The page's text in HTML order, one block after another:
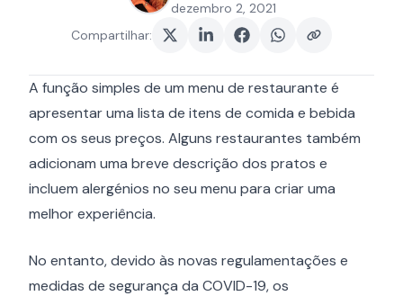
dezembro 2, 2021
Compartilhar:
A função simples de um menu de restaurante é
apresentar uma lista de itens de comida e bebida
com os seus preços. Alguns restaurantes também
adicionam uma breve descrição dos pratos e
incluem alergénios no seu menu para criar uma
melhor experiência.
No entanto, devido às novas regulamentações e
medidas de segurança da COVID-19, os